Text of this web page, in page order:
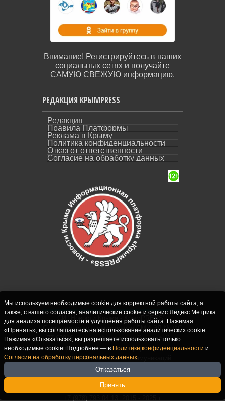
Внимание! Регистрируйтесь в наших
социальных сетях и получайте
САМУЮ СВЕЖУЮ информацию.
РЕДАКЦИЯ КРЫМPRESS
Редакция
Правила Платформы
Реклама в Крыму
Политика конфиденциальности
Отказ от ответственности
Согласие на обработку данных
СИ "Новости Крыма - КрымPRESS".
Свидетельство о регистрации СМИ ЭЛ № ФС
77-62916 выдано Федеральной службой по
надзору в сфере связи, информационных
технологий и массовых коммуникаций
(Роскомнадзор) 10.09.2015. Учредитель и
главный редактор: Крутских С.М. Почта:
crimearfinfo@yandex.ru. Телефон Редакции:
+7 (978) 793 04 13. 2015 - 2025гг.
Мы используем необходимые cookie для корректной работы сайта, а
также, с вашего согласия, аналитические cookie и сервис Яндекс.Метрика
для анализа посещаемости и улучшения работы сайта. Нажимая
«Принять», вы соглашаетесь на использование аналитических cookie.
Нажимая «Отказаться», вы разрешаете использовать только
необходимые cookie. Подробнее — в Политике конфиденциальности и
Согласии на обработку персональных данных.
Отказаться
Принять